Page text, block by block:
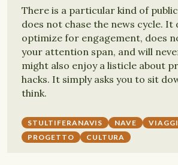
There is a particular kind of
does not chase the news cycle. It
optimize for engagement, does
your attention span, and will
might also enjoy a listicle about
hacks. It simply asks you to sit
think.
STULTIFERANAVIS NAVE
PROGETTO
CULTURA